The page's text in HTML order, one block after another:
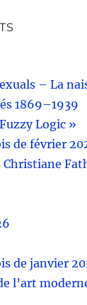
– La
1869–1939
Logic »
de février
Christiane
de janvier
l’art